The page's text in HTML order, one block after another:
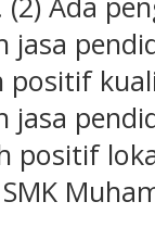
jasa
positif
jasa
positif